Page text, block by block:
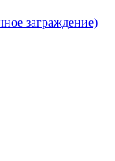
заграждение)